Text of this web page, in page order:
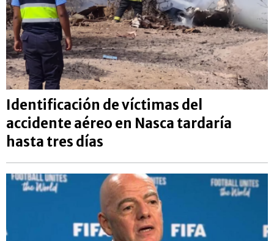
Identificación de víctimas del
accidente aéreo en Nasca tardaría
hasta tres días